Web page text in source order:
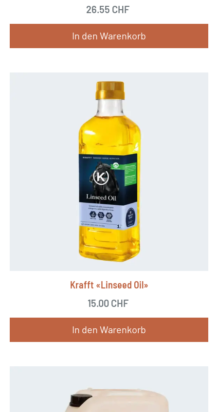
26.55 CHF
In den Warenkorb
Krafft «Linseed Oil»
15.00 CHF
In den Warenkorb